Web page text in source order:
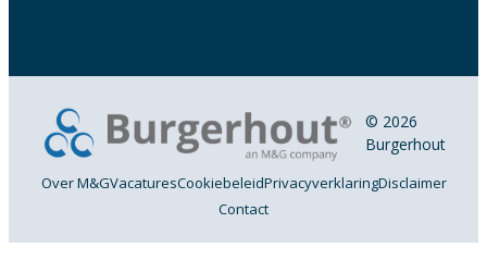
© 2026
Burgerhout
Over M&GVacaturesCookiebeleidPrivacyverklaringDisclaimer
Contact